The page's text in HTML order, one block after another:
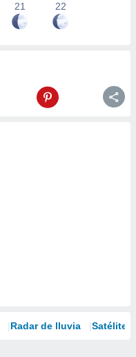
21 22
Radar de lluvia Satélites